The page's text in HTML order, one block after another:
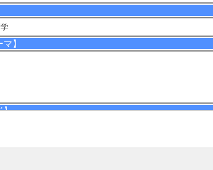
】
】